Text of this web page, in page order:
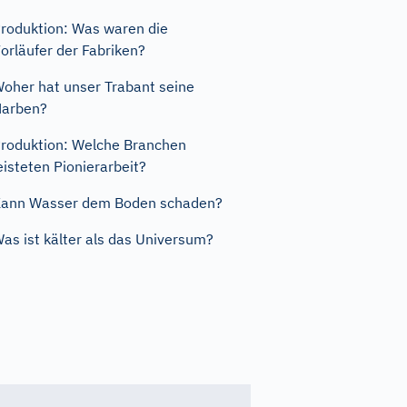
Was waren die
der Fabriken?
hat unser Trabant seine
Welche Branchen
Pionierarbeit?
Wasser dem Boden schaden?
ist kälter als das Universum?